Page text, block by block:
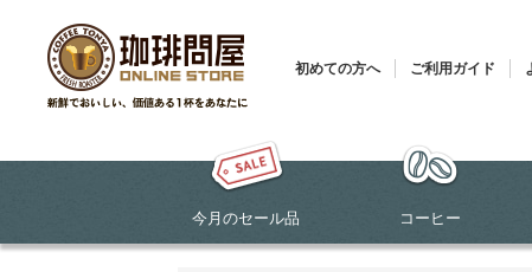
初めての方へ ご利用ガイド
今月のセール品 コーヒー